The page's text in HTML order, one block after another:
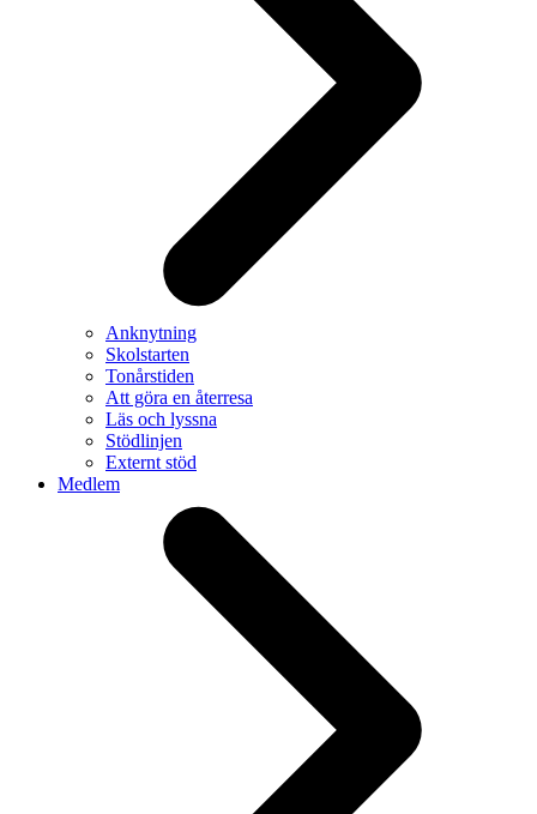
Anknytning
Skolstarten
Tonårstiden
Att göra en återresa
Läs och lyssna
Stödlinjen
Externt stöd
Medlem